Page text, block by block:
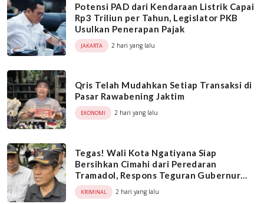
Potensi PAD dari Kendaraan Listrik Capai
Rp3 Triliun per Tahun, Legislator PKB
Usulkan Penerapan Pajak
JAKARTA 2 hari yang lalu
Qris Telah Mudahkan Setiap Transaksi di
Pasar Rawabening Jaktim
EKONOMI 2 hari yang lalu
Tegas! Wali Kota Ngatiyana Siap
Bersihkan Cimahi dari Peredaran
Tramadol, Respons Teguran Gubernur
Dedi Mulyadi
KRIMINAL 2 hari yang lalu